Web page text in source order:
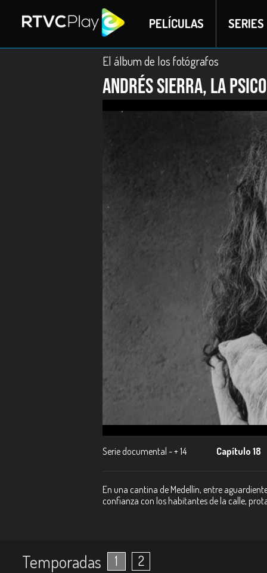
PELÍCULAS SERIES
El álbum de los fotógrafos
Andrés Sierra, la
Serie documental - + 14 Capítulo 18
En una cantina de Medellín, entre
confianza con los habitantes de la calle,
Temporadas 1 2